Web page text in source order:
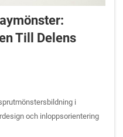
Till Delens
i
och inloppsorientering
på mönstersymmetri.